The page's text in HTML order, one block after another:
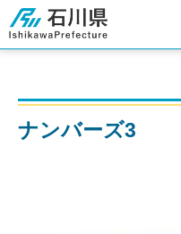
石川県
ナンバーズ3